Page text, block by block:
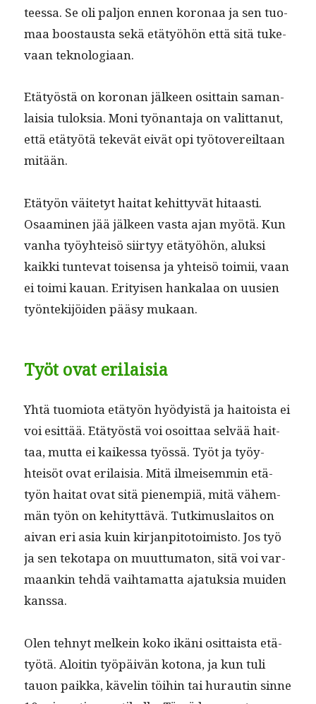
teessa. Se oli paljon ennen koron­aa ja sen tuo­
maa boost­aus­ta sekä etä­työhön että sitä tuke­
vaan teknologiaan.
Etä­työstä on koro­nan jäl­keen osit­tain saman­
laisia tulok­sia. Moni työ­nan­ta­ja on valit­tanut,
että etä­työtä tekevät eivät opi työ­tovereil­taan
mitään.
Etä­työn väite­tyt hai­tat kehit­tyvät hitaasti.
Osaami­nen jää jäl­keen vas­ta ajan myötä. Kun
van­ha työy­hteisö siir­tyy etä­työhön, aluk­si
kaik­ki tun­te­vat toisen­sa ja yhteisö toimii, vaan
ei toi­mi kauan. Eri­tyisen han­kalaa on uusien
työn­tek­i­jöi­den pääsy mukaan.
Työt ovat erilaisia
Yhtä tuomio­ta etä­työn hyödy­istä ja haitoista ei
voi esit­tää. Etä­työstä voi osoit­taa selvää hait­
taa, mut­ta ei kaikessa työssä. Työt ja työy­
hteisöt ovat eri­laisia. Mitä ilmeisem­min etä­
työn hai­tat ovat sitä pienem­piä, mitä vähem­
män työn on kehi­tyt­tävä. Tutkimus­laitos on
aivan eri asia kuin kir­jan­pito­toimis­to. Jos työ
ja sen teko­ta­pa on muut­tuma­ton, sitä voi var­
maankin tehdä vai­h­ta­mat­ta ajatuk­sia muiden
kanssa.
Olen tehnyt melkein koko ikäni osit­taista etä­
työtä. Aloitin työpäivän kotona, ja kun tuli
tauon paik­ka, kävelin töi­hin tai hurautin sinne